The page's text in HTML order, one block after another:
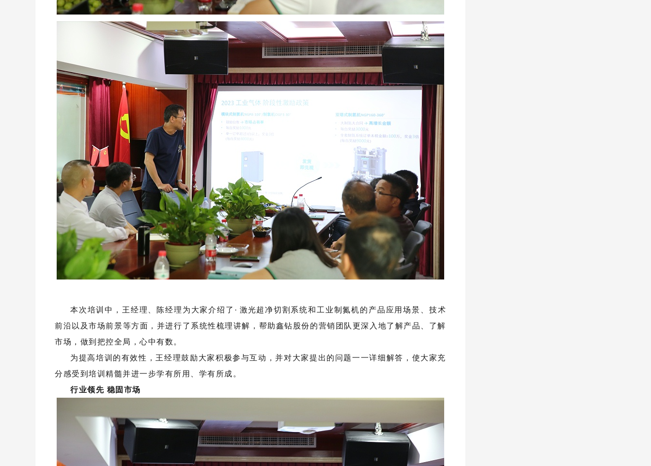
本次培训中，王经理、陈经理为大家介绍了 · 激光超净切割系统和工业制氮机的产品应用场景、技术
前沿以及市场前景等方面，并进行了系统性梳理讲解，帮助鑫钻股份的营销团队更深入地了解产品、了解
市场，做到把控全局，心中有数。
为提高培训的有效性，王经理鼓励大家积极参与互动，并对大家提出的问题一一详细解答，使大家充
分感受到培训精髓并进一步学有所用、学有所成。
行业领先 稳固市场